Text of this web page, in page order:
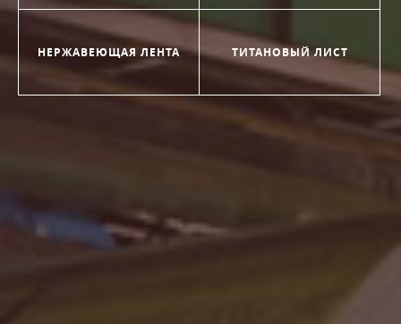
НЕРЖАВЕЮЩАЯ ЛЕНТА ТИТАНОВЫЙ ЛИСТ